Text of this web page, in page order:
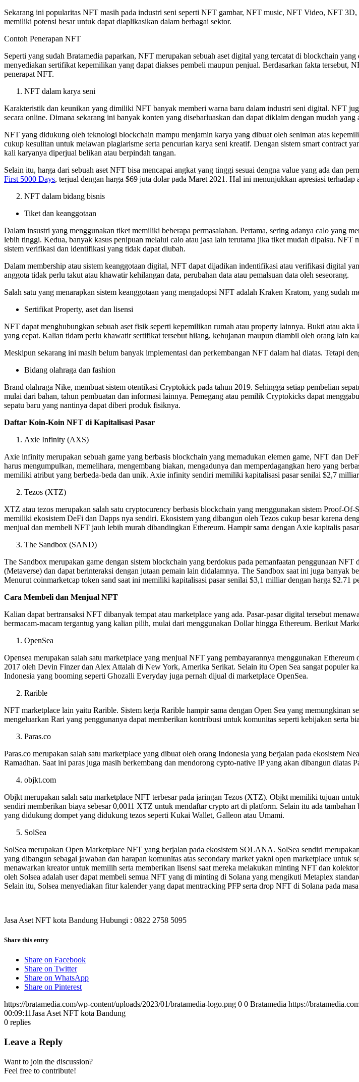
Sekarang ini popularitas NFT masih pada industri seni seperti NFT gambar, NFT music, NFT Video, NFT
memiliki potensi besar untuk dapat diaplikasikan dalam berbagai sektor.
Contoh Penerapan NFT
Seperti yang sudah Bratamedia paparkan, NFT merupakan sebuah aset digital yang tercatat di blockchain
menyediakan sertifikat kepemilikan yang dapat diakses pembeli maupun penjual. Berdasarkan fakta
penerapat NFT.
NFT dalam karya seni
Karakteristik dan keunikan yang dimiliki NFT banyak memberi warna baru dalam industri seni digital. NFT
secara online. Dimana sekarang ini banyak konten yang disebarluaskan dan dapat diklaim dengan mudah
NFT yang didukung oleh teknologi blockchain mampu menjamin karya yang dibuat oleh seniman atas
cukup kesulitan untuk melawan plagiarisme serta pencurian karya seni kreatif. Dengan sistem smart contract
kali karyanya diperjual belikan atau berpindah tangan.
Selain itu, harga dari sebuah aset NFT bisa mencapai angkat yang tinggi sesuai dengna value yang ada dan
First 5000 Days, terjual dengan harga $69 juta dolar pada Maret 2021. Hal ini menunjukkan apresiasi
NFT dalam bidang bisnis
Tiket dan keanggotaan
Dalam insustri yang menggunakan tiket memiliki beberapa permasalahan. Pertama, sering adanya calo yang
lebih tinggi. Kedua, banyak kasus penipuan melalui calo atau jasa lain terutama jika tiket mudah dipalsu. NFT
sistem verifikasi dan identifikasi yang tidak dapat diubah.
Dalam membership atau sistem keanggotaan digital, NFT dapat dijadikan indentifikasi atau verifikasi digital
anggota tidak perlu takut atau khawatir kehilangan data, perubahan data atau pemalsuan data oleh seseorang.
Salah satu yang menarapkan sistem keanggotaan yang mengadopsi NFT adalah Kraken Kratom, yang
Sertifikat Property, aset dan lisensi
NFT dapat menghubungkan sebuah aset fisik seperti kepemilikan rumah atau property lainnya. Bukti atau
yang cepat. Kalian tidam perlu khawatir sertifikat tersebut hilang, kehujanan maupun diambil oleh orang lain
Meskipun sekarang ini masih belum banyak implementasi dan perkembangan NFT dalam hal diatas. Tetapi
Bidang olahraga dan fashion
Brand olahraga Nike, membuat sistem otentikasi Cryptokick pada tahun 2019. Sehingga setiap pembelian
mulai dari bahan, tahun pembuatan dan informasi lainnya. Pemegang atau pemilik Cryptokicks dapat
sepatu baru yang nantinya dapat diberi produk fisiknya.
Daftar Koin-Koin NFT di Kapitalisasi Pasar
Axie Infinity (AXS)
Axie infinity merupakan sebuah game yang berbasis blockchain yang memadukan elemen game, NFT dan
harus mengumpulkan, memelihara, mengembang biakan, mengadunya dan memperdagangkan hero yang
memiliki atribut yang berbeda-beda dan unik. Axie infinity sendiri memiliki kapitalisasi pasar senilai $2,7
Tezos (XTZ)
XTZ atau tezos merupakan salah satu cryptocurency berbasis blockchain yang menggunakan sistem Proof-
memiliki ekosistem DeFi dan Dapps nya sendiri. Ekosistem yang dibangun oleh Tezos cukup besar karena
menjual dan membeli NFT jauh lebih murah dibandingkan Ethereum. Hampir sama dengan Axie kapitalis
The Sandbox (SAND)
The Sandbox merupakan game dengan sistem blockchain yang berdokus pada pemanfaatan penggunaan
(Metaverse) dan dapat berinteraksi dengan jutaan pemain lain didalamnya. The Sandbox saat ini juga banyak
Menurut coinmarketcap token sand saat ini memiliki kapitalisasi pasar senilai $3,1 milliar dengan harga $2.71
Cara Membeli dan Menjual NFT
Kalian dapat bertransaksi NFT dibanyak tempat atau marketplace yang ada. Pasar-pasar digital tersebut
bermacam-macam tergantug yang kalian pilih, mulai dari menggunakan Dollar hingga Ethereum. Berikut
OpenSea
Opensea merupakan salah satu marketplace yang menjual NFT yang pembayarannya menggunakan
2017 oleh Devin Finzer dan Alex Attalah di New York, Amerika Serikat. Selain itu Open Sea sangat populer
Indonesia yang booming seperti Ghozalli Everyday juga pernah dijual di marketplace OpenSea.
Rarible
NFT marketplace lain yaitu Rarible. Sistem kerja Rarible hampir sama dengan Open Sea yang memungkinan
mengeluarkan Rari yang penggunanya dapat memberikan kontribusi untuk komunitas seperti kebijakan serta
Paras.co
Paras.co merupakan salah satu marketplace yang dibuat oleh orang Indonesia yang berjalan pada ekosistem
Ramadhan. Saat ini paras juga masih berkembang dan mendorong cypto-native IP yang akan dibangun diatas
objkt.com
Objkt merupakan salah satu marketplace NFT terbesar pada jaringan Tezos (XTZ). Objkt memiliki tujuan
sendiri memberikan biaya sebesar 0,0011 XTZ untuk mendaftar crypto art di platform. Selain itu ada
yang didukung dompet yang didukung tezos seperti Kukai Wallet, Galleon atau Umami.
SolSea
SolSea merupakan Open Marketplace NFT yang berjalan pada ekosistem SOLANA. SolSea sendiri
yang dibangun sebagai jawaban dan harapan komunitas atas secondary market yakni open marketplace
menawarkan kreator untuk memilih serta memberikan lisensi saat mereka melakukan minting NFT dan
oleh Solsea adalah user dapat membeli semua NFT yang di minting di Solana yang mengikuti Metaplex
Selain itu, Solsea menyediakan fitur kalender yang dapat mentracking PFP serta drop NFT di Solana pada
Jasa Aset NFT kota Bandung Hubungi : 0822 2758 5095
Share this entry
Share on Facebook
Share on Twitter
Share on WhatsApp
Share on Pinterest
https://bratamedia.com/wp-content/uploads/2023/01/bratamedia-logo.png 0 0 Bratamedia https://
00:09:11Jasa Aset NFT kota Bandung
0 replies
Leave a Reply
Want to join the discussion?
Feel free to contribute!